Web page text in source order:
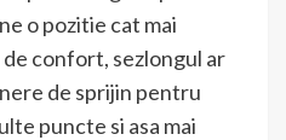
o pozitie cat mai
confort, sezlongul ar
de sprijin pentru
puncte si asa mai